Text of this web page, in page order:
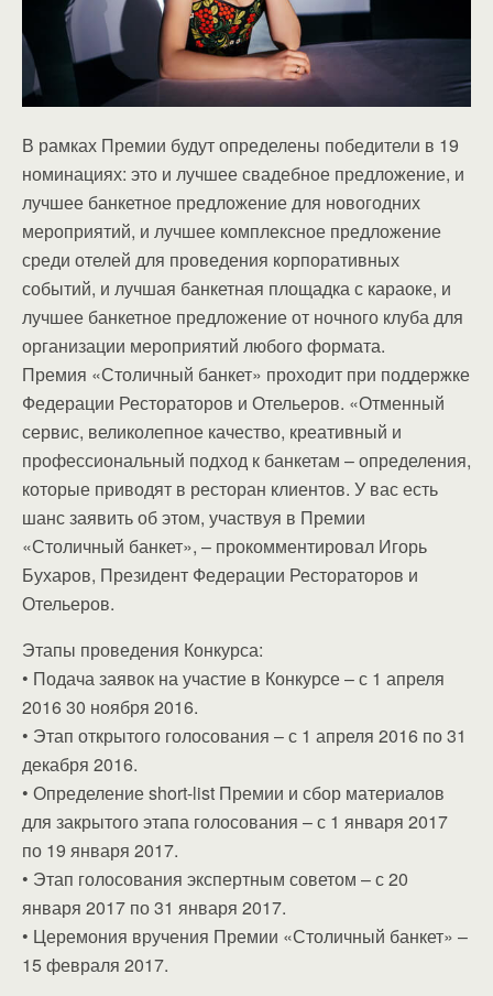
В рамках Премии будут определены победители в 19
номинациях: это и лучшее свадебное предложение, и
лучшее банкетное предложение для новогодних
мероприятий, и лучшее комплексное предложение
среди отелей для проведения корпоративных
событий, и лучшая банкетная площадка с караоке, и
лучшее банкетное предложение от ночного клуба для
организации мероприятий любого формата.
Премия «Столичный банкет» проходит при поддержке
Федерации Рестораторов и Отельеров. «Отменный
сервис, великолепное качество, креативный и
профессиональный подход к банкетам – определения,
которые приводят в ресторан клиентов. У вас есть
шанс заявить об этом, участвуя в Премии
«Столичный банкет», – прокомментировал Игорь
Бухаров, Президент Федерации Рестораторов и
Отельеров.
Этапы проведения Конкурса:
• Подача заявок на участие в Конкурсе – с 1 апреля
2016 30 ноября 2016.
• Этап открытого голосования – с 1 апреля 2016 по 31
декабря 2016.
• Определение short-list Премии и сбор материалов
для закрытого этапа голосования – с 1 января 2017
по 19 января 2017.
• Этап голосования экспертным советом – с 20
января 2017 по 31 января 2017.
• Церемония вручения Премии «Столичный банкет» –
15 февраля 2017.